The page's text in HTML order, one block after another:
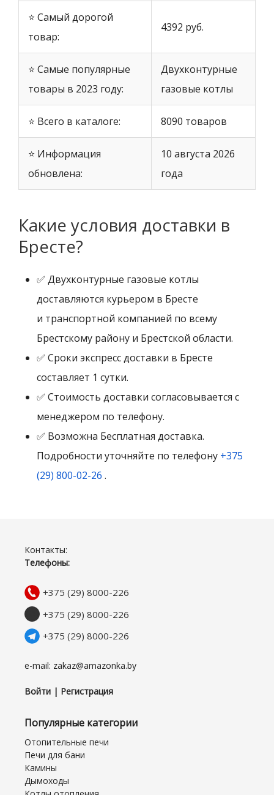
⭐ Самый дорогой
товар:
4392 руб.
⭐ Самые популярные
товары в 2023 году:
Двухконтурные
газовые котлы
⭐ Всего в каталоге: 8090 товаров
⭐ Информация
обновлена:
10 августа 2026
года
Какие условия доставки в
Бресте?
✅ Двухконтурные газовые котлы
доставляются курьером в Бресте
и транспортной компанией по всему
Брестскому району и Брестской области.
✅ Сроки экспресс доставки в Бресте
составляет 1 сутки.
✅ Стоимость доставки согласовывается с
менеджером по телефону.
✅ Возможна Бесплатная доставка.
Подробности уточняйте по телефону +375
(29) 800-02-26 .
Контакты:
Телефоны:
+375 (29) 8000-226
+375 (29) 8000-226
+375 (29) 8000-226
e-mail: zakaz@amazonka.by
Войти | Регистрация
Популярные категории
Отопительные печи
Печи для бани
Камины
Дымоходы